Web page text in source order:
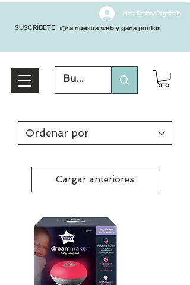
SUSCRÍBETE
Inicia Sesión/Regístrate
👉 a nuestra web y gana puntos
Cargar anteriores